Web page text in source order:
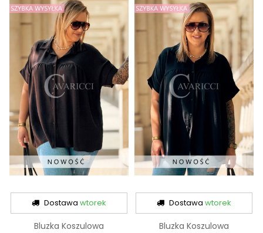
Dostawawtorek
Bluzka Koszulowa
Dostawa wtorek
Bluzka Koszulowa